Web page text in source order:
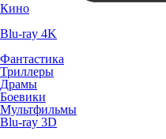
Кино
Blu-ray 4K
Фантастика
Триллеры
Драмы
Боевики
Мультфильмы
Blu-ray 3D